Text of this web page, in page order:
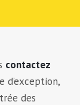
contactez
d’exception,
des